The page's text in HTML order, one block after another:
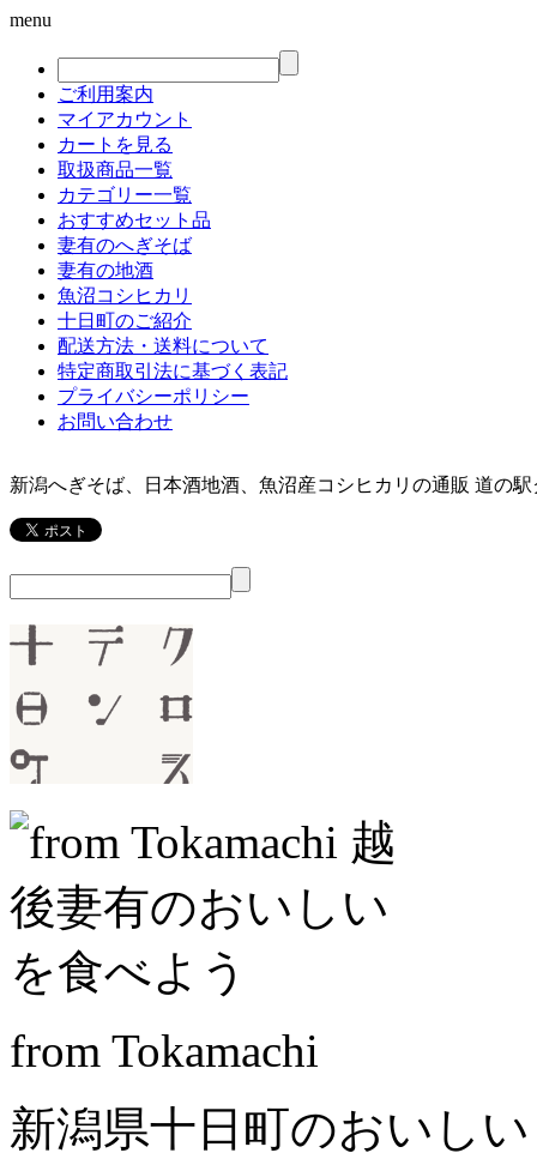
menu
ご利用案内
マイアカウント
カートを見る
取扱商品一覧
カテゴリー一覧
おすすめセット品
妻有のへぎそば
妻有の地酒
魚沼コシヒカリ
十日町のご紹介
配送方法・送料について
特定商取引法に基づく表記
プライバシーポリシー
お問い合わせ
新潟へぎそば、日本酒地酒、魚沼産コシヒカリの通販 道の
from Tokamachi
新潟県十日町のおいし